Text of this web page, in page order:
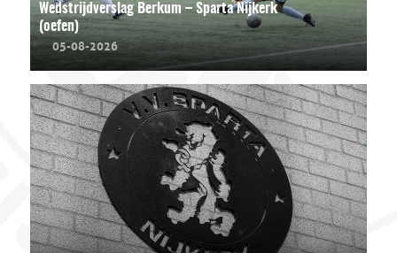
Wedstrijdverslag Berkum – Sparta Nijkerk
(oefen)
05-08-2026